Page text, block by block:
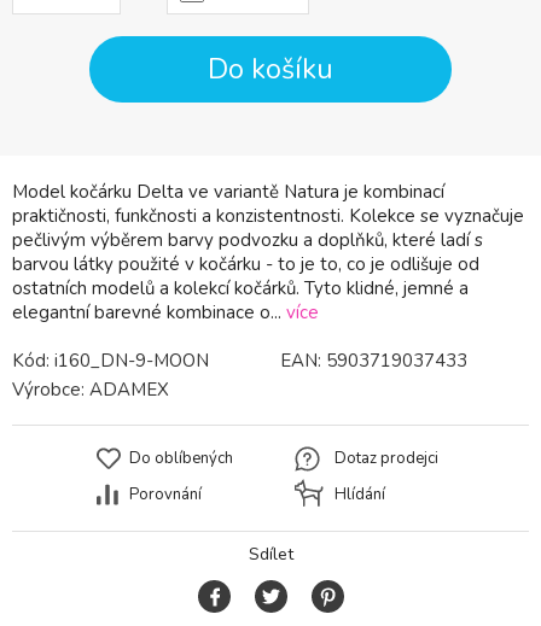
Model kočárku Delta ve variantě Natura je kombinací
praktičnosti, funkčnosti a konzistentnosti. Kolekce se vyznačuje
pečlivým výběrem barvy podvozku a doplňků, které ladí s
barvou látky použité v kočárku - to je to, co je odlišuje od
ostatních modelů a kolekcí kočárků. Tyto klidné, jemné a
elegantní barevné kombinace o... více
Do košíku
Kód: i160_DN-9-MOON EAN: 5903719037433
Výrobce: ADAMEX
Do oblíbených
Porovnání
Dotaz prodejci
Hlídání
Sdílet